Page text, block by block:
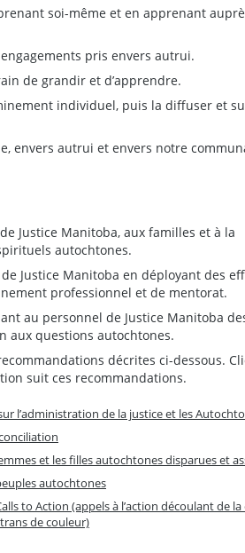
soi-même et en apprenant
pris envers autrui.
de grandir et d’apprendre.
individuel, puis la diffuser et
envers autrui et envers notre
Justice Manitoba, aux familles et à la
autochtones.
Justice Manitoba en déployant des
professionnel et de mentorat.
au personnel de Justice Manitoba
aux questions autochtones.
décrites ci-dessous.
suit ces recommandations.
l’administration de la justice et les
et les filles autochtones disparues et
autochtones
to Action (appels à l’action découlant de
de couleur)